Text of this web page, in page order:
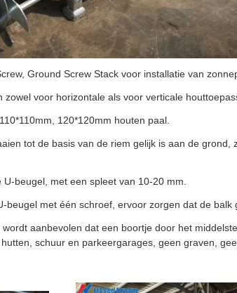
Ground Screw Stack voor installatie van
zowel voor horizontale als voor verticale
120*120mm houten paal.
tot de basis van de riem gelijk is aan de
beugel, met een spleet van 10-20 mm.
beugel met één schroef, ervoor zorgen dat de
aanbevolen dat een boortje door het
schuur en parkeergarages, geen graven,